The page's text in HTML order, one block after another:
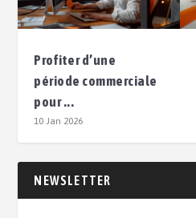
Profiter d’une
période commerciale
pour ...
10 Jan 2026
NEWSLETTER